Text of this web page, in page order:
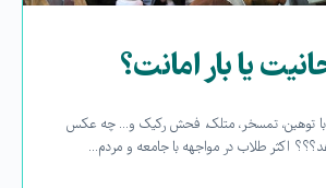
یا بار امانت؟
با توهین، تمسخر، متلک، فحش رکیک و… چه عکس
اکثر طلاب در مواجهه با جامعه و مردم…